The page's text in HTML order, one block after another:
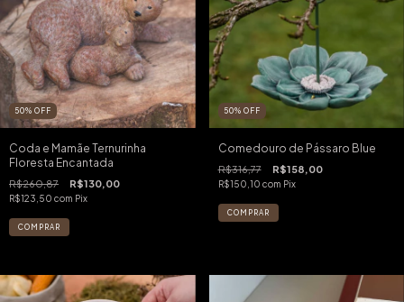
50% OFF
Coda e Mamãe Ternurinha
Floresta Encantada
R$260,87 R$130,00
R$123,50 com Pix
50% OFF
Comedouro de Pássaro Blue
R$316,77 R$158,00
R$150,10 com Pix